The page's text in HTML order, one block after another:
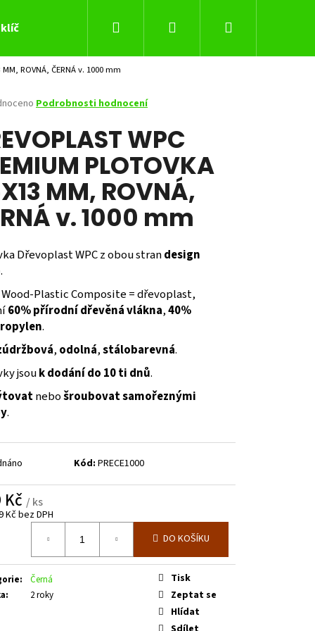
Hledat PřihlášeníNákupní
MM, ROVNÁ, ČERNÁ v. 1000 mm
Podrobnosti hodnocení
WPC
PLOTOVKA
MM, ROVNÁ,
v. 1000 mm
Dřevoplast WPC z obou strandesign
.
Plastic Composite = dřevoplast,
60% přírodní dřevěná vlákna,40%
.
, odolná,stálobarevná.
jsouk dodání do 10 ti dnů.
nebošroubovat samořeznými
.
Kód: PRECE1000
Kč / ks
Kč bez DPH
DO KOŠÍKU
:
Černá
: 2 roky
Tisk
Zeptat se
Hlídat
SPODNÍM PLECHEM -
3600 MM V. 2000 MM